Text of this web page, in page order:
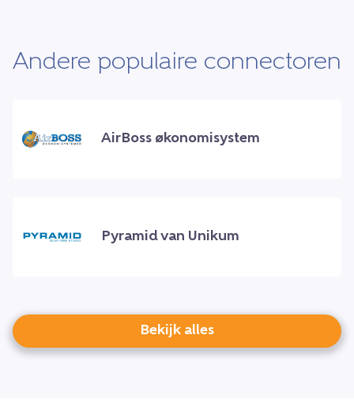
Andere populaire connectoren
AirBoss økonomisystem
Pyramid van Unikum
Bekijk alles